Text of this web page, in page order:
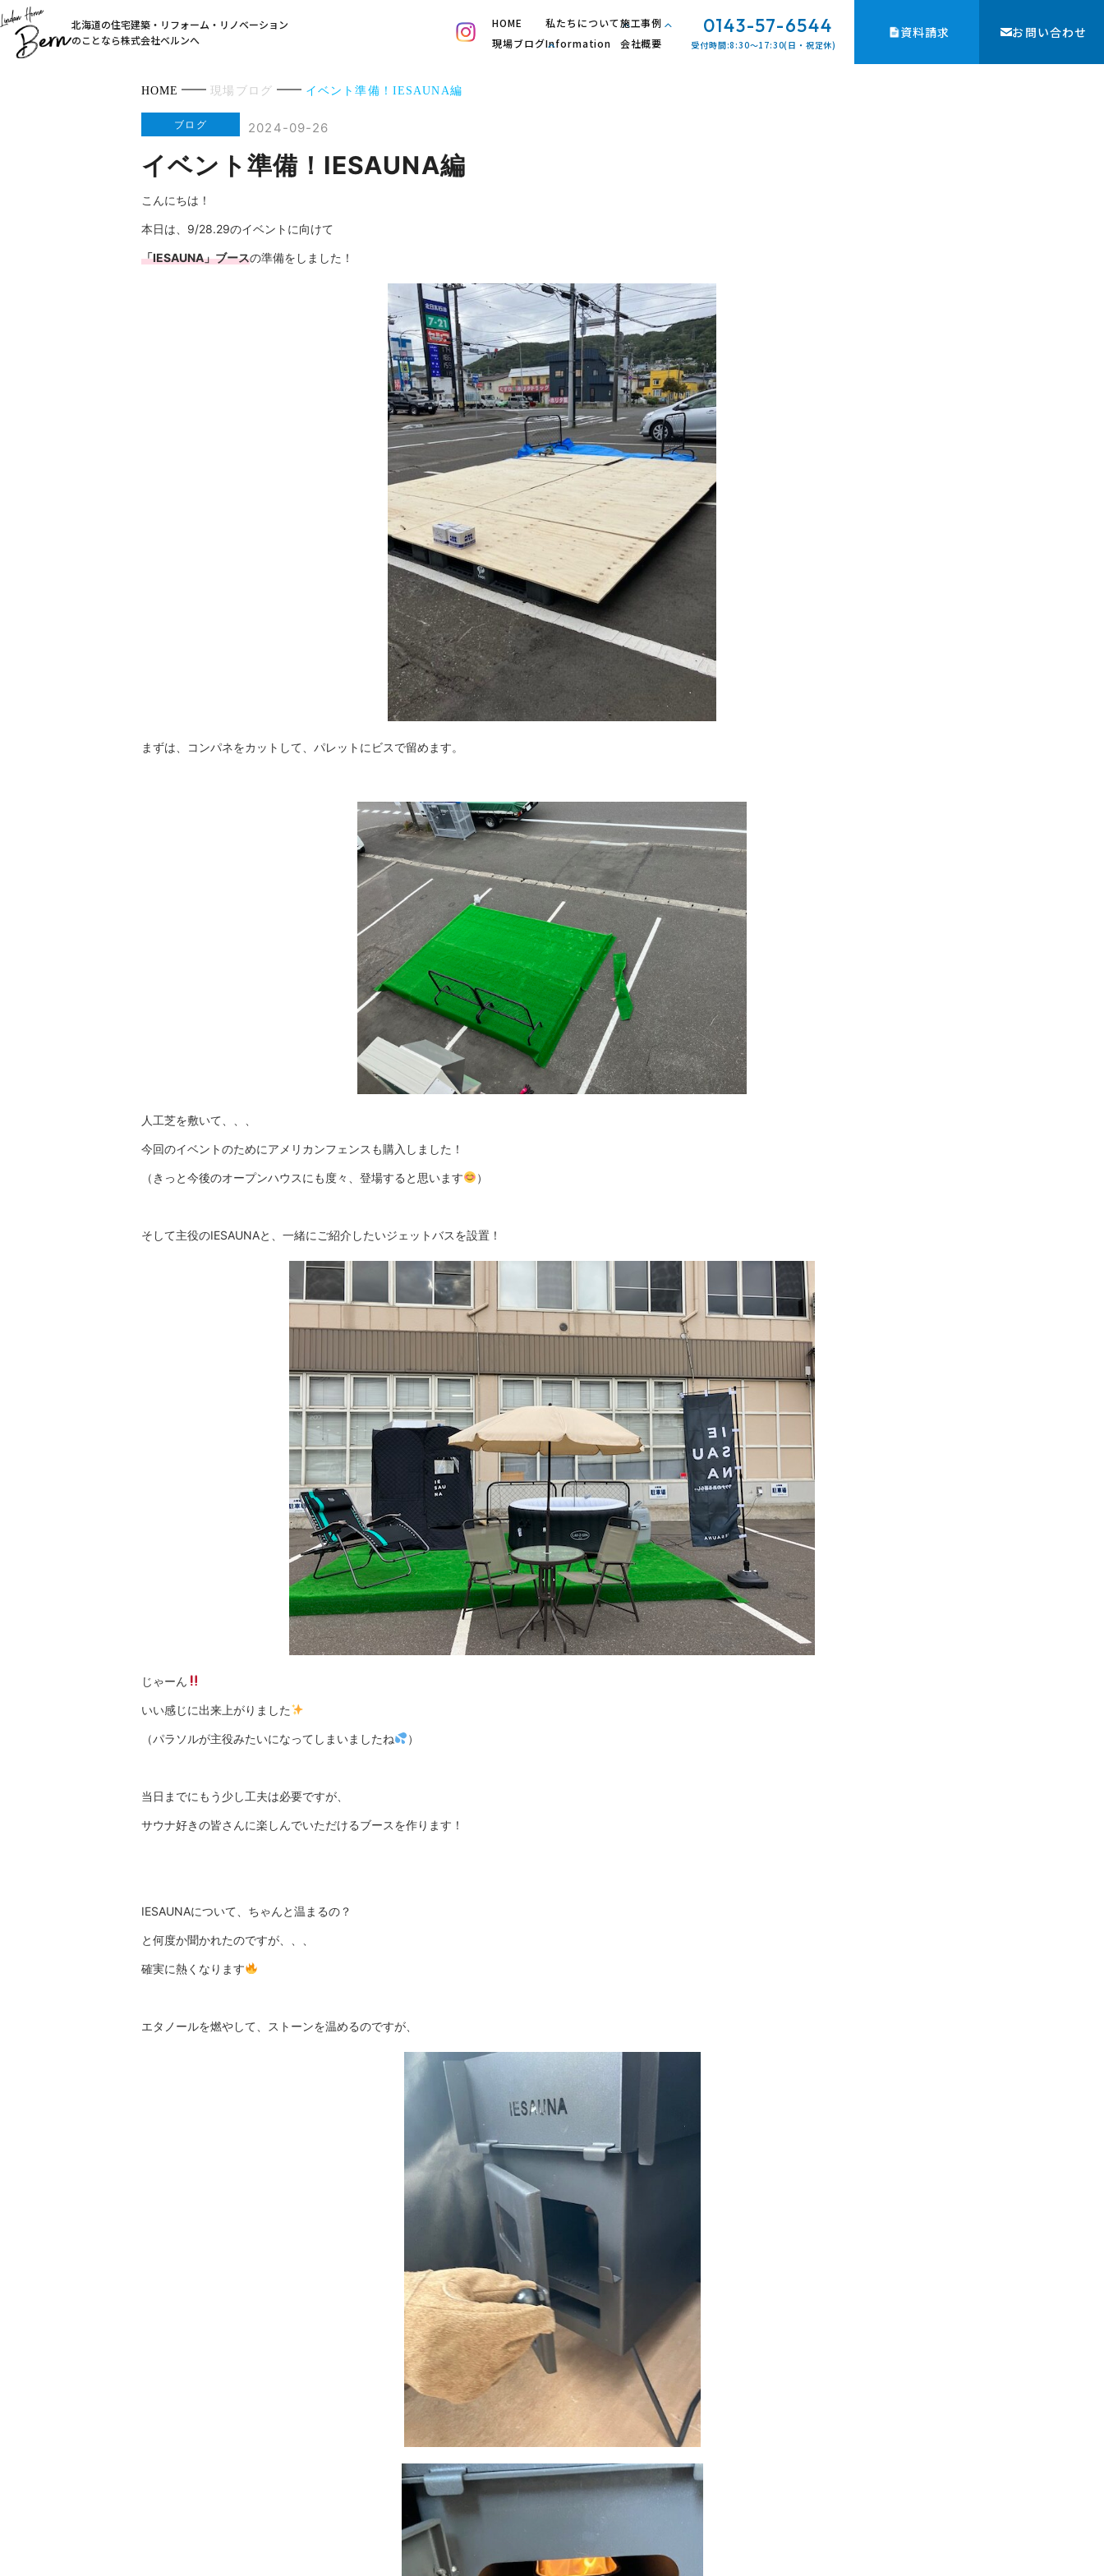
北海道の住宅建築・リフォーム・リノベーション
のことなら株式会社ベルンへ
HOME
現場ブログ
私たちについて
Information
施工事例
会社概要
0143-57-6544
受付時間:8:30〜17:30(日・祝定休)
資料請求 お問い合わせ
HOME 現場ブログ イベント準備！IESAUNA編
ブログ 2024-09-26
イベント準備！IESAUNA編
こんにちは！
本日は、9/28.29のイベントに向けて
「IESAUNA」ブースの準備をしました！
まずは、コンパネをカットして、パレットにビスで留めます。
人工芝を敷いて、、、
今回のイベントのためにアメリカンフェンスも購入しました！
（きっと今後のオープンハウスにも度々、登場すると思います ）
そして主役のIESAUNAと、一緒にご紹介したいジェットバスを設置！
じゃーん
いい感じに出来上がりました
（パラソルが主役みたいになってしまいましたね ）
当日までにもう少し工夫は必要ですが、
サウナ好きの皆さんに楽しんでいただけるブースを作ります！
IESAUNAについて、ちゃんと温まるの？
と何度か聞かれたのですが、、、
確実に熱くなります
エタノールを燃やして、ストーンを温めるのですが、